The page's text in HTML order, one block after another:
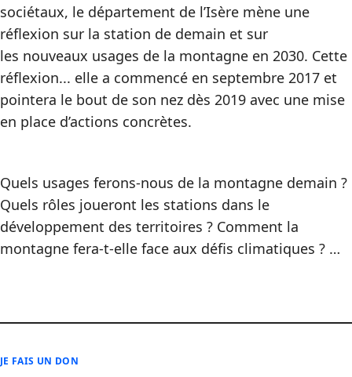
sociétaux, le département de l’Isère mène une
réflexion sur la station de demain et sur
les nouveaux usages de la montagne en 2030. Cette
réflexion... elle a commencé en septembre 2017 et
pointera le bout de son nez dès 2019 avec une mise
en place d’actions concrètes.
Quels usages ferons-nous de la montagne demain ?
Quels rôles joueront les stations dans le
développement des territoires ? Comment la
montagne fera-t-elle face aux défis climatiques ? …
JE FAIS UN DON